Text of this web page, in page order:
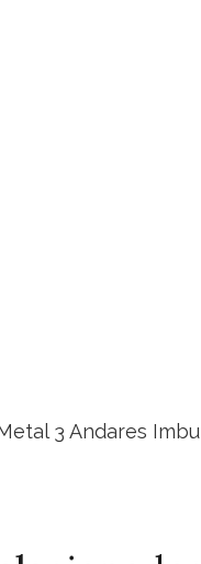
3 Andares